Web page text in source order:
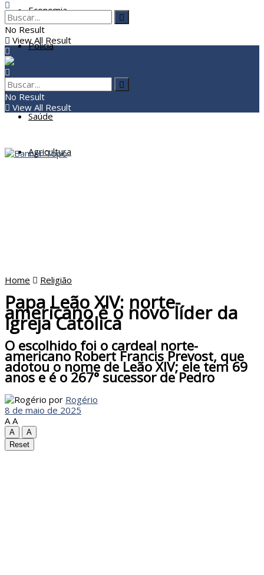
Economia
Policia
Educação
Saúde
Agricultura
No Result
View All Result
No Result
View All Result
Home Religião
Papa Leão XIV: norte-
americano é o novo líder da
Igreja Católica
O escolhido foi o cardeal norte-
americano Robert Francis Prevost, que
adotou o nome de Leão XIV; ele tem 69
anos e é o 267° sucessor de Pedro
por Rogério
8 de maio de 2025
A A
A
A
Reset